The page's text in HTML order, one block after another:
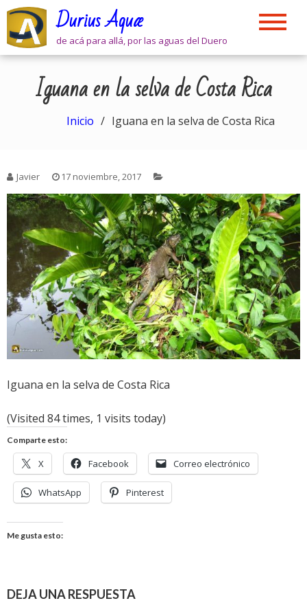
Skip
content
Durius Aquæ
de acá para allá, por las aguas del Duero
Iguana en la selva de Costa Rica
Inicio Iguana en la selva de Costa Rica
Javier 17 noviembre, 2017
Iguana en la selva de Costa Rica
(Visited 84 times, 1 visits today)
Comparte esto:
X Facebook Correo electrónico
WhatsApp Pinterest
Me gusta esto:
DEJA UNA RESPUESTA